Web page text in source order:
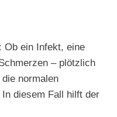
Ob ein Infekt, eine
– plötzlich
normalen
diesem Fall hilft der